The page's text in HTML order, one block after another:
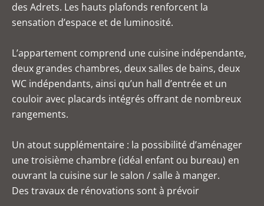
des Adrets. Les hauts plafonds renforcent la
sensation d’espace et de luminosité.
L’appartement comprend une cuisine indépendante,
deux grandes chambres, deux salles de bains, deux
WC indépendants, ainsi qu’un hall d’entrée et un
couloir avec placards intégrés offrant de nombreux
rangements.
Un atout supplémentaire : la possibilité d’aménager
une troisième chambre (idéal enfant ou bureau) en
ouvrant la cuisine sur le salon / salle à manger.
Des travaux de rénovations sont à prévoir